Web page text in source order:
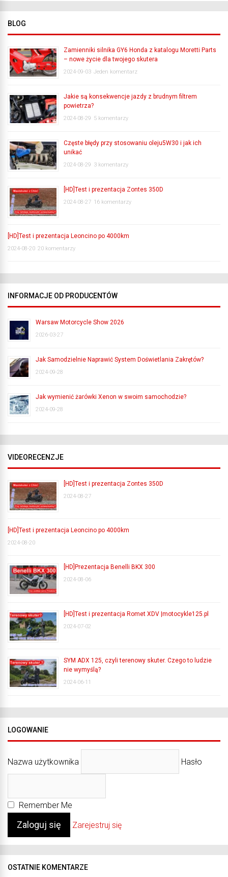
BLOG
Zamienniki silnika GY6 Honda z katalogu Moretti Parts
– nowe życie dla twojego skutera
2024-09-03 Jeden komentarz
Jakie są konsekwencje jazdy z brudnym filtrem
powietrza?
2024-08-29 5 komentarzy
Częste błędy przy stosowaniu oleju5W30 i jak ich
unikać
2024-08-29 3 komentarzy
[HD]Test i prezentacja Zontes 350D
2024-08-27 16 komentarzy
[HD]Test i prezentacja Leoncino po 4000km
2024-08-20 20 komentarzy
INFORMACJE OD PRODUCENTÓW
Warsaw Motorcycle Show 2026
2026-03-27
Jak Samodzielnie Naprawić System Doświetlania Zakrętów?
2024-09-28
Jak wymienić żarówki Xenon w swoim samochodzie?
2024-09-28
VIDEORECENZJE
[HD]Test i prezentacja Zontes 350D
2024-08-27
[HD]Test i prezentacja Leoncino po 4000km
2024-08-20
[HD]Prezentacja Benelli BKX 300
2024-08-06
[HD]Test i prezentacja Romet XDV |motocykle125.pl
2024-07-02
SYM ADX 125, czyli terenowy skuter. Czego to ludzie
nie wymyślą?
2024-06-11
LOGOWANIE
Nazwa użytkownika Hasło
Remember Me
Zarejestruj się
OSTATNIE KOMENTARZE